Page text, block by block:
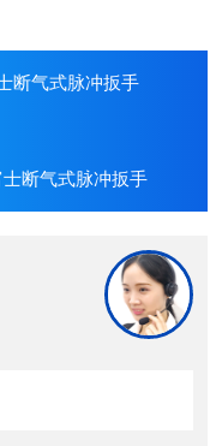
断气式脉冲扳手
士断气式脉冲扳手